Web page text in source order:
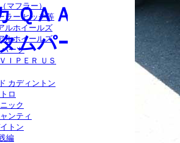
サーフ_クローム/ス
クローム/ステンレ
ステンレス_パーツ
ステンレス_パーツ
マフラー）
ラー ヒッチ等
ルホイールズ
ルホイールズ
ーツ
ＩＰＥＲ ＵＳ
カディントン
ロ
ック
ンティ
トン
編
ＱＡＡ-ＵＳＡ：
ムパーツ：